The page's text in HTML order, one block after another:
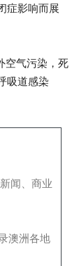
症影响而展
空气污染，死
吸道感染
闻、商业
澳洲各地